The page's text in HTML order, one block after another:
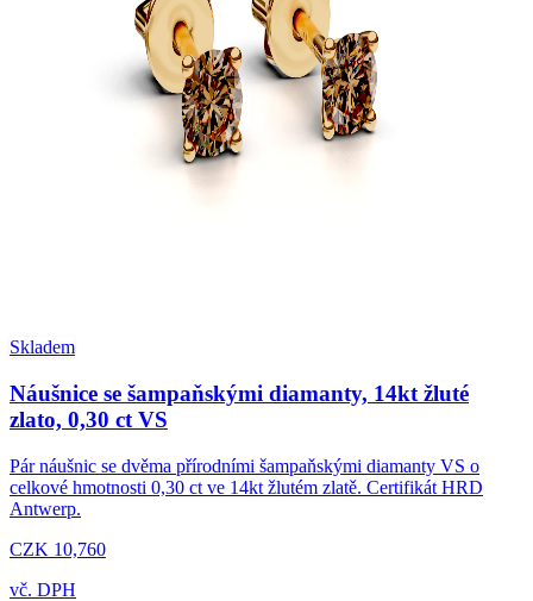
Skladem
Náušnice se šampaňskými diamanty, 14kt žluté
zlato, 0,30 ct VS
Pár náušnic se dvěma přírodními šampaňskými diamanty VS o
celkové hmotnosti 0,30 ct ve 14kt žlutém zlatě. Certifikát HRD
Antwerp.
CZK 10,760
vč. DPH